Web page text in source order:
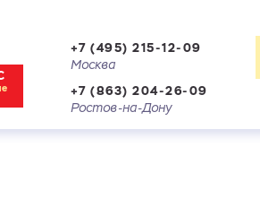
+7 (495) 215-12-09
Москва
+7 (863) 204-26-09
Ростов-на-Дону